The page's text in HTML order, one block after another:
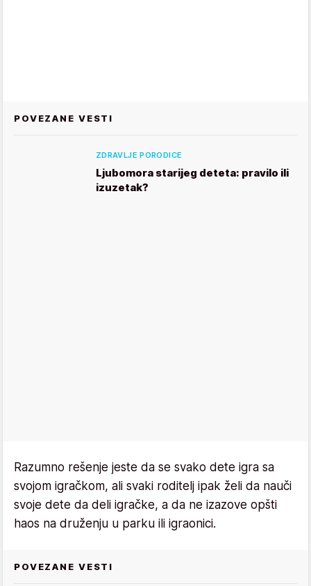
POVEZANE VESTI
ZDRAVLJE PORODICE
Ljubomora starijeg deteta: pravilo ili
izuzetak?
Razumno rešenje jeste da se svako dete igra sa
svojom igračkom, ali svaki roditelj ipak želi da nauči
svoje dete da deli igračke, a da ne izazove opšti
haos na druženju u parku ili igraonici.
POVEZANE VESTI